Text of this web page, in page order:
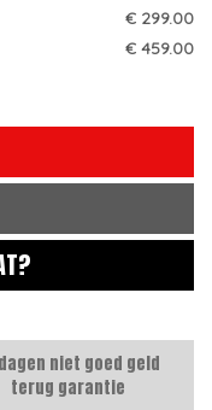
€ 299.00
€ 459.00
niet goed geld
terug garantie